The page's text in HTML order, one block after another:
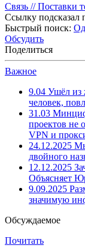
Связь // Поставки
Ссылку подсказал
Быстрый поиск:
Обсудить
Поделиться
Важное
9.04 Ушёл из
человек,
31.03
проектов не
VPN и
24.12.2025
двойного
12.12.2025
Объясняет
9.09.2025
значимую
Обсуждаемое
Почитать